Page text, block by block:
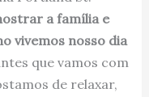
a família e
vivemos nosso dia
que vamos com
de relaxar,